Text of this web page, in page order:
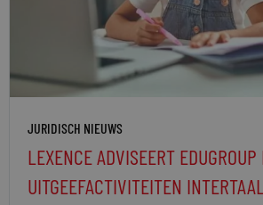
JURIDISCH NIEUWS
LEXENCE ADVISEERT
UITGEEFACTIVITEITEN INTERTAAL